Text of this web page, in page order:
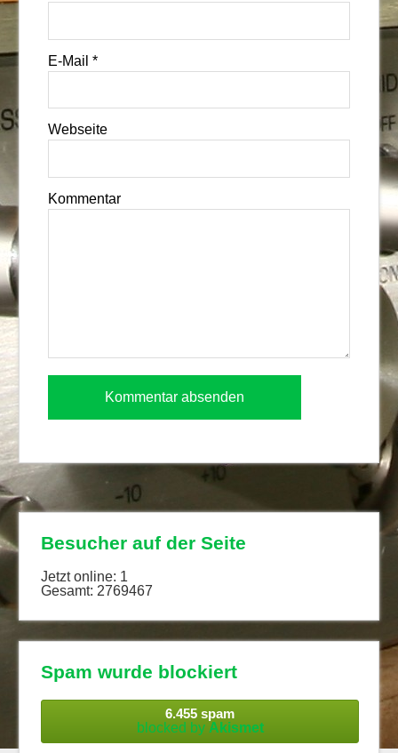
E-Mail *
Webseite
Kommentar
Besucher auf der Seite
Jetzt online: 1
Gesamt: 2769467
Spam wurde blockiert
6.455 spam
blocked by Akismet